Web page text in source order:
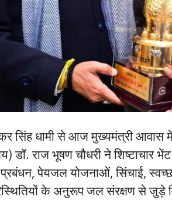
सिंह धामी से आज मुख्यमंत्री आवास
डॉ. राज भूषण चौधरी ने शिष्टाचार
पेयजल योजनाओं, सिंचाई,
के अनुरूप जल संरक्षण से जुड़े